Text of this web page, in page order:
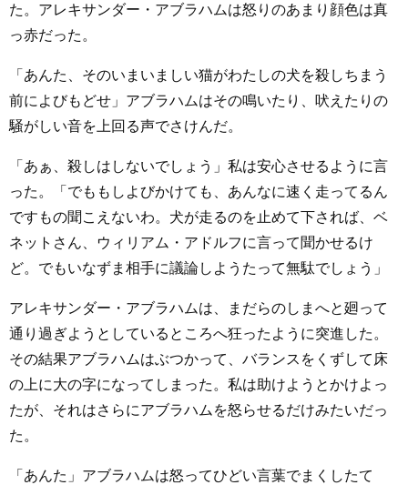
た。アレキサンダー・アブラハムは怒りのあまり顔色は真
っ赤だった。
「あんた、そのいまいましい猫がわたしの犬を殺しちまう
前によびもどせ」アブラハムはその鳴いたり、吠えたりの
騒がしい音を上回る声でさけんだ。
「あぁ、殺しはしないでしょう」私は安心させるように言
った。「でももしよびかけても、あんなに速く走ってるん
ですもの聞こえないわ。犬が走るのを止めて下されば、ベ
ネットさん、ウィリアム・アドルフに言って聞かせるけ
ど。でもいなずま相手に議論しようたって無駄でしょう」
アレキサンダー・アブラハムは、まだらのしまへと廻って
通り過ぎようとしているところへ狂ったように突進した。
その結果アブラハムはぶつかって、バランスをくずして床
の上に大の字になってしまった。私は助けようとかけよっ
たが、それはさらにアブラハムを怒らせるだけみたいだっ
た。
「あんた」アブラハムは怒ってひどい言葉でまくしたて